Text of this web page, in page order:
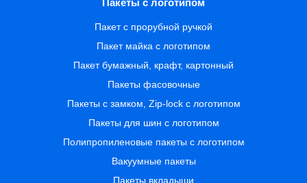
Пакеты с логотипом
Пакет с прорубной ручкой
Пакет майка с логотипом
Пакет бумажный, крафт, картонный
Пакеты фасовочные
Пакеты с замком, Zip-lock с логотипом
Пакеты для шин с логотипом
Полипропиленовые пакеты с логотипом
Вакуумные пакеты
Пакеты вкладыши